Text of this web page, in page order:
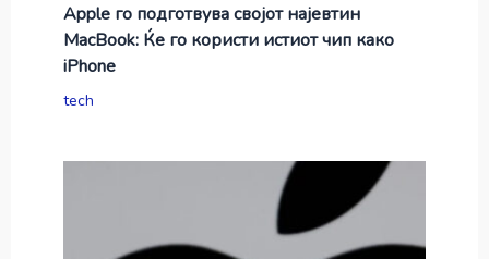
Apple го подготвува својот најевтин
MacBook: Ќе го користи истиот чип како
iPhone
tech